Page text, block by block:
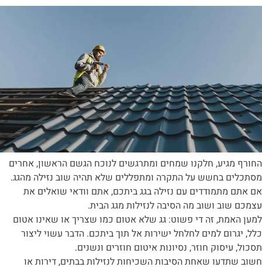
החורף מגיע, חלקנו שמחים ומתרגשים לנוכח הגשם הראשון, אחרים
מסתכלים בחשש על התקרה ומתפללים שלא תהיה שוב נזילה מהגג.
אם אתם מתמודדים עם נזילה בגג ביתכם, אתם וודאי שואלים את
עצמכם שוב ושוב מה הסיבה לנזילות מגג הבית.
למען האמת, זה די פשוט: גג שלא אטום כמו שצריך או שאינו אטום
כלל, יגרום למים לחלחל ישירות אל תוך ביתכם. הדבר עשוי ליצור
תסכול, עיסוק חוזר, נסיונות איטום חוזרים ונשנים.
חשוב שתדעו שאחת הסיבות השכיחות לנזילות בבתים, דירות או